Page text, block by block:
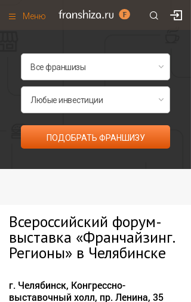
Меню
Франшизы по категориям
Рейтинг франшиз
Все франшизы списком
ПОДОБРАТЬ ФРАНШИЗУ
Всероссийский форум-
выставка «Франчайзинг.
Регионы» в Челябинске
г. Челябинск, Конгрессно-
выставочный холл, пр. Ленина, 35